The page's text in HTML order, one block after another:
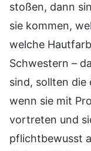
stoßen, dann
sie kommen,
welche
Schwestern –
sind, sollten
wenn sie mit
vortreten und
pflichtbewusst